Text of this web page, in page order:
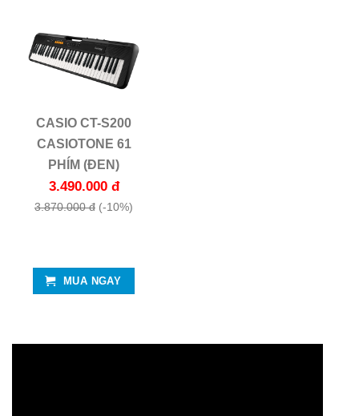
CASIO CT-S200
CASIOTONE 61
PHÍM (ĐEN)
3.490.000 đ
3.870.000 đ (-10%)
MUA NGAY